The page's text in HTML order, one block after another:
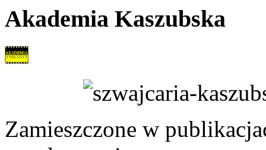
Akademia Kaszubska
Zamieszczone w